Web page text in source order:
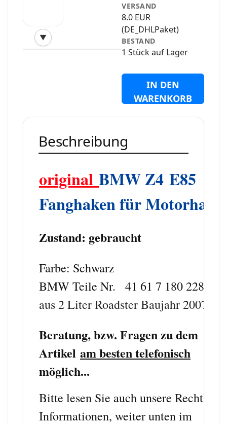
▼
‹
VERSAND
8.0 EUR
(DE_DHLPaket)
BESTAND
1 Stück auf Lager
IN DEN
WARENKORB
Beschreibung
original BMWZ4 E85
Fanghaken für
Zustand: gebraucht
Farbe: Schwarz
BMW Teile Nr.
41 61 7 180 228
aus 2 Liter Roadster Baujahr 2007
Beratung, bzw. Fragen zu dem
Artikel am besten telefonisch
möglich...
Bitte lesen Sie auch unsere
Informationen, weiter unten im